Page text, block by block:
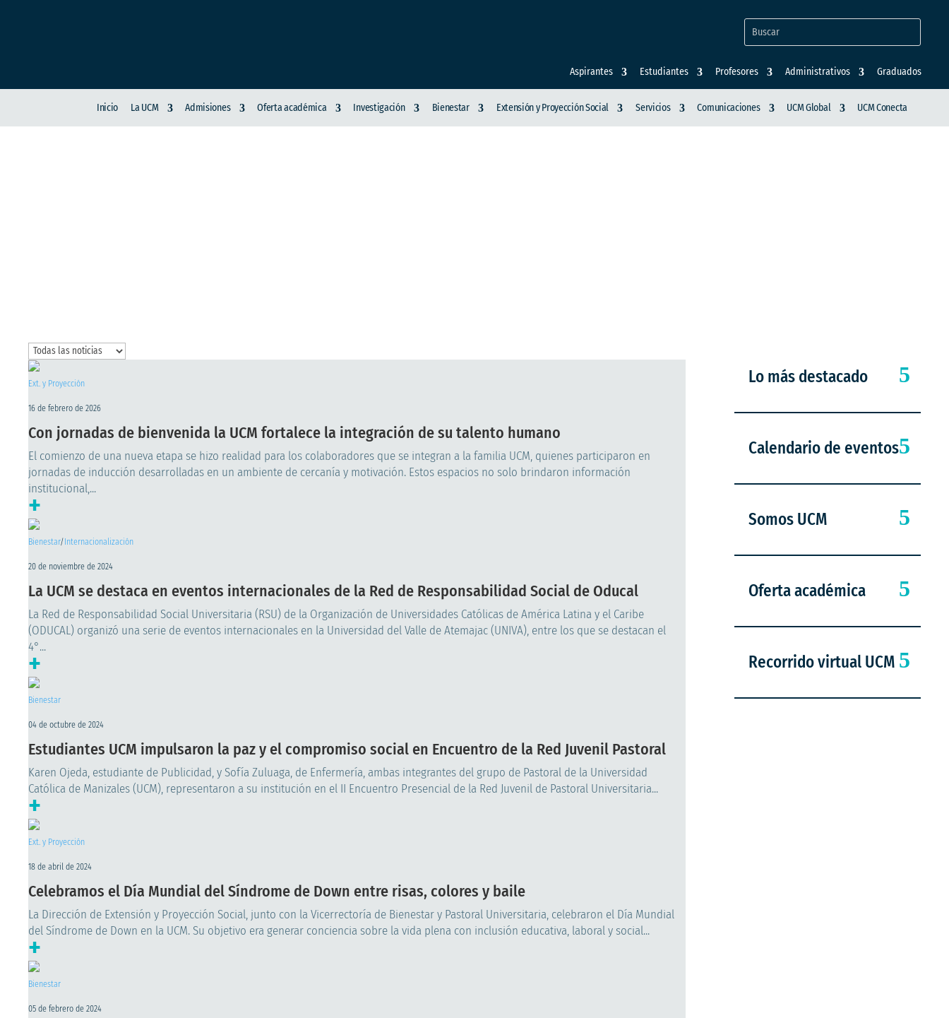
Aspirantes Estudiantes Profesores Administrativos Graduados
Inicio La UCM Admisiones Oferta académica Investigación Bienestar Extensión y Proyección Social Servicios Comunicaciones UCM Global UCM Conecta
Ext. y Proyección
16 de febrero de 2026
Con jornadas de bienvenida la UCM fortalece la integración de su talento humano
El comienzo de una nueva etapa se hizo realidad para los colaboradores que se integran a la familia UCM, quienes participaron en
jornadas de inducción desarrolladas en un ambiente de cercanía y motivación. Estos espacios no solo brindaron información
institucional,...
+
Bienestar/ Internacionalización
20 de noviembre de 2024
La UCM se destaca en eventos internacionales de la Red de Responsabilidad Social de Oducal
La Red de Responsabilidad Social Universitaria (RSU) de la Organización de Universidades Católicas de América Latina y el Caribe
(ODUCAL) organizó una serie de eventos internacionales en la Universidad del Valle de Atemajac (UNIVA), entre los que se destacan el
4°...
+
Bienestar
04 de octubre de 2024
Estudiantes UCM impulsaron la paz y el compromiso social en Encuentro de la Red Juvenil Pastoral
Karen Ojeda, estudiante de Publicidad, y Sofía Zuluaga, de Enfermería, ambas integrantes del grupo de Pastoral de la Universidad
Católica de Manizales (UCM), representaron a su institución en el II Encuentro Presencial de la Red Juvenil de Pastoral Universitaria...
+
Ext. y Proyección
18 de abril de 2024
Celebramos el Día Mundial del Síndrome de Down entre risas, colores y baile
La Dirección de Extensión y Proyección Social, junto con la Vicerrectoría de Bienestar y Pastoral Universitaria, celebraron el Día Mundial
del Síndrome de Down en la UCM. Su objetivo era generar conciencia sobre la vida plena con inclusión educativa, laboral y social...
+
Bienestar
05 de febrero de 2024
Lo más destacado
Calendario de eventos
Somos UCM
Oferta académica
Recorrido virtual UCM